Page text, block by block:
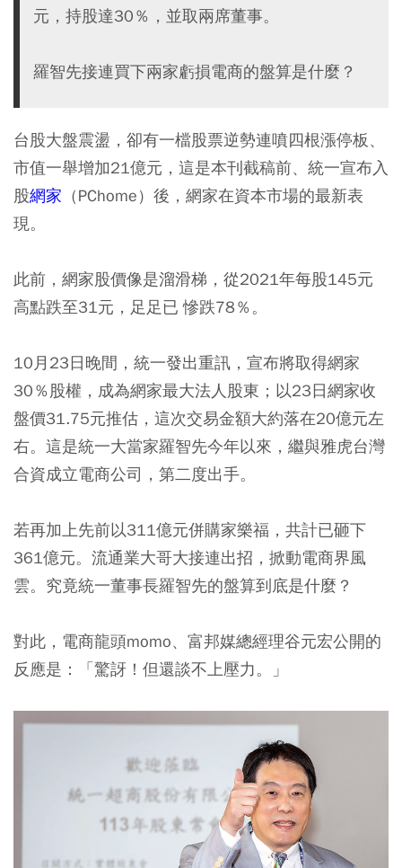
元，持股達30％，並取兩席董事。
羅智先接連買下兩家虧損電商的盤算是什麼？
台股大盤震盪，卻有一檔股票逆勢連噴四根漲停板、
市值一舉增加21億元，這是本刊截稿前、統一宣布入
股網家 （PChome）後，網家在資本市場的最新表
現。
此前，網家股價像是溜滑梯，從2021年每股145元
高點跌至31元，足足已 慘跌78％。
10月23日晚間，統一發出重訊，宣布將取得網家
30％股權，成為網家最大法人股東；以23日網家收
盤價31.75元推估，這次交易金額大約落在20億元左
右。這是統一大當家羅智先今年以來，繼與雅虎台灣
合資成立電商公司，第二度出手。
若再加上先前以311億元併購家樂福，共計已砸下
361億元。流通業大哥大接連出招，掀動電商界風
雲。究竟統一董事長羅智先的盤算到底是什麼？
對此，電商龍頭momo、富邦媒總經理谷元宏公開的
反應是：「驚訝！但還談不上壓力。」